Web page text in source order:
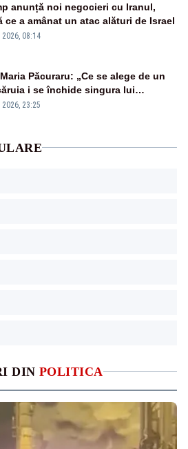
DIN POLITICA
anunță noi negocieri cu Iranul,
ce a amânat un atac alături de Israel
2026, 08:14
Păcuraru: „Ce se alege de un
i se închide singura lui
23:25